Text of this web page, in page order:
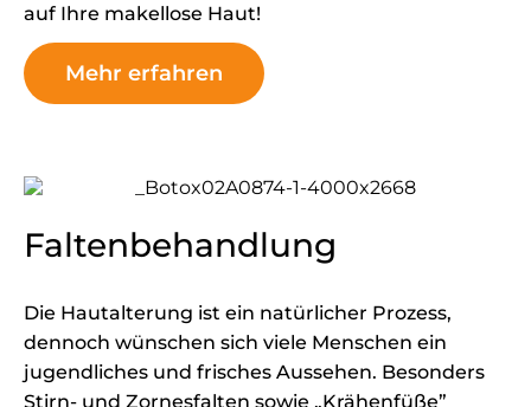
auf Ihre makellose Haut!
Mehr erfahren
Faltenbehandlung
Die Hautalterung ist ein natürlicher Prozess,
dennoch wünschen sich viele Menschen ein
jugendliches und frisches Aussehen. Besonders
Stirn- und Zornesfalten sowie „Krähenfüße”